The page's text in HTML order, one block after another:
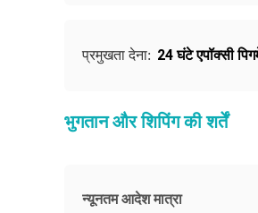
प्रमुखता देना: 24 घंटे एपॉक्सी
भुगतान और शिपिंग की शर्तें
न्यूनतम आदेश मात्रा